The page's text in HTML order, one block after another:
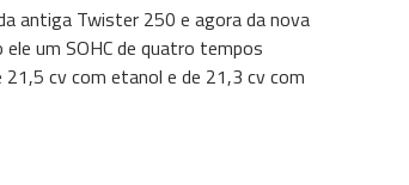
antiga Twister 250 e agora da nova
um SOHC de quatro tempos
cv com etanol e de 21,3 cv com